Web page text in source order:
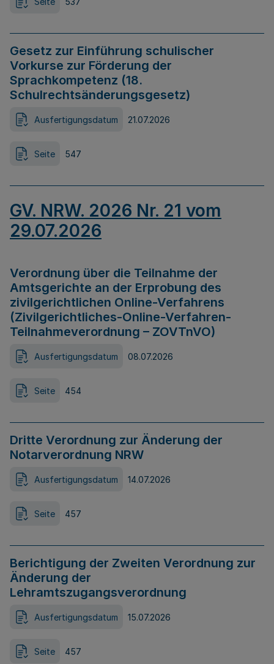
Gesetz zur Einführung schulischer
Vorkurse zur Förderung der
Sprachkompetenz (18.
Schulrechtsänderungsgesetz)
Ausfertigungsdatum 21.07.2026
Seite 547
GV. NRW. 2026 Nr. 21 vom
29.07.2026
Verordnung über die Teilnahme der
Amtsgerichte an der Erprobung des
zivilgerichtlichen Online-Verfahrens
(Zivilgerichtliches-Online-Verfahren-
Teilnahmeverordnung – ZOVTnVO)
Ausfertigungsdatum 08.07.2026
Seite 454
Dritte Verordnung zur Änderung der
Notarverordnung NRW
Ausfertigungsdatum 14.07.2026
Seite 457
Berichtigung der Zweiten Verordnung zur
Änderung der
Lehramtszugangsverordnung
Ausfertigungsdatum 15.07.2026
Seite 457